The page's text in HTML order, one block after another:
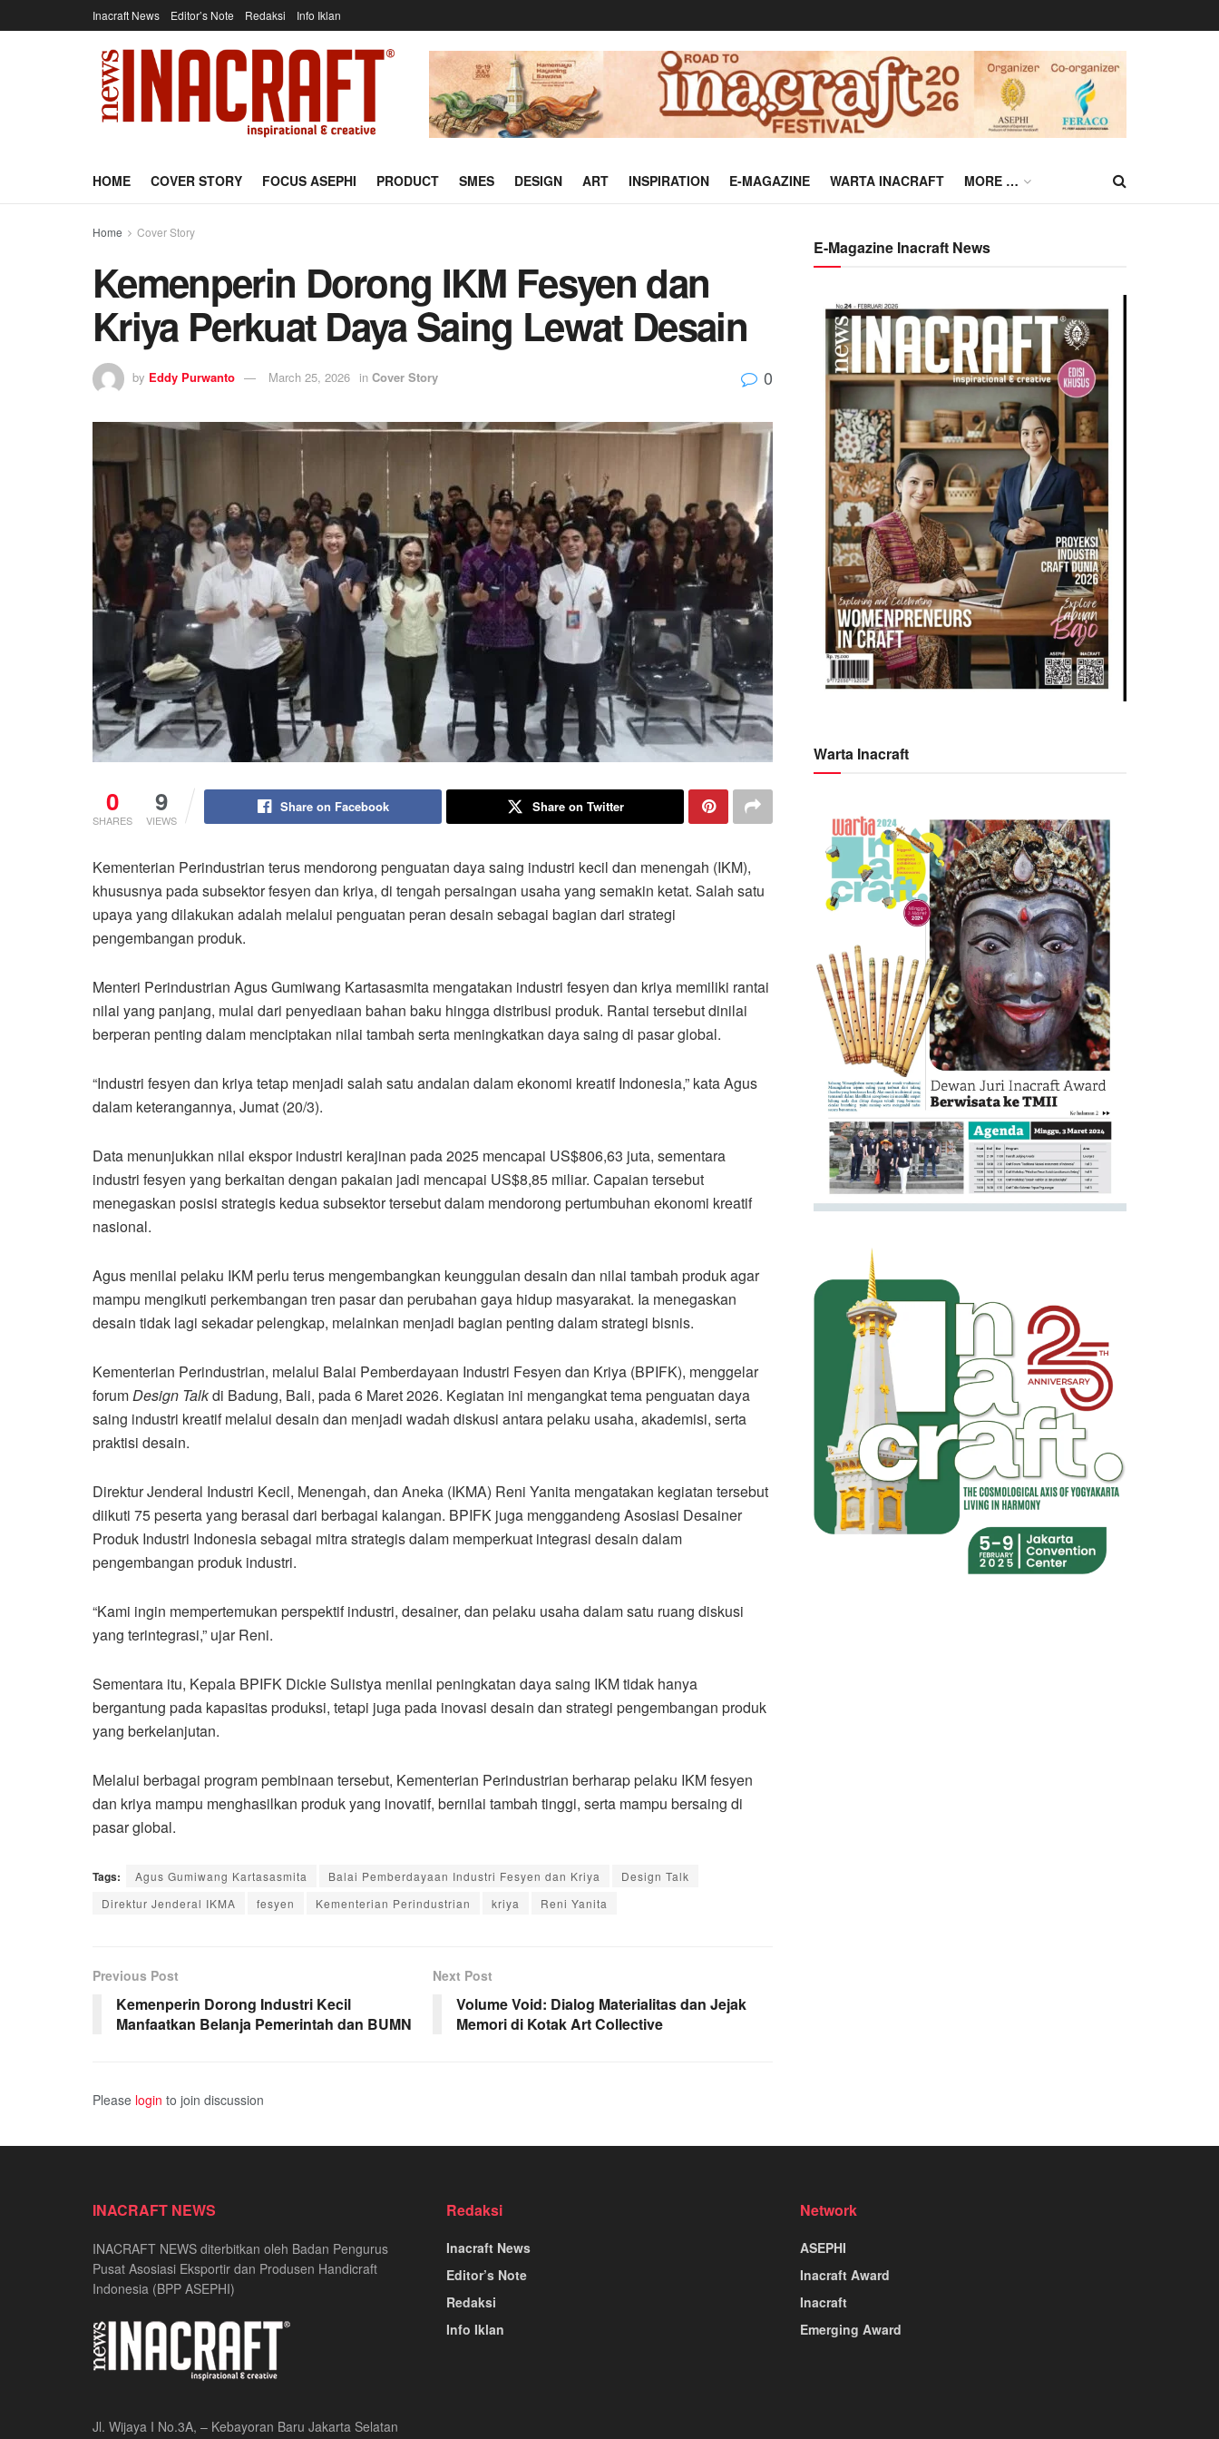
Inacraft News Editor’s Note Redaksi Info Iklan
HOME COVER STORY FOCUS ASEPHI PRODUCT SMES DESIGN ART INSPIRATION E-MAGAZINE WARTA INACRAFT MORE …
Home Cover Story
Kemenperin Dorong IKM Fesyen dan
Kriya Perkuat Daya Saing Lewat Desain
by Eddy Purwanto March 25, 2026 in Cover Story 0
0
SHARES
9
VIEWS
Share on Facebook Share on Twitter
Kementerian Perindustrian terus mendorong penguatan daya saing industri kecil dan menengah (IKM),
khususnya pada subsektor fesyen dan kriya, di tengah persaingan usaha yang semakin ketat. Salah satu
upaya yang dilakukan adalah melalui penguatan peran desain sebagai bagian dari strategi
pengembangan produk.
Menteri Perindustrian Agus Gumiwang Kartasasmita mengatakan industri fesyen dan kriya memiliki rantai
nilai yang panjang, mulai dari penyediaan bahan baku hingga distribusi produk. Rantai tersebut dinilai
berperan penting dalam menciptakan nilai tambah serta meningkatkan daya saing di pasar global.
“Industri fesyen dan kriya tetap menjadi salah satu andalan dalam ekonomi kreatif Indonesia,” kata Agus
dalam keterangannya, Jumat (20/3).
Data menunjukkan nilai ekspor industri kerajinan pada 2025 mencapai US$806,63 juta, sementara
industri fesyen yang berkaitan dengan pakaian jadi mencapai US$8,85 miliar. Capaian tersebut
menegaskan posisi strategis kedua subsektor tersebut dalam mendorong pertumbuhan ekonomi kreatif
nasional.
Agus menilai pelaku IKM perlu terus mengembangkan keunggulan desain dan nilai tambah produk agar
mampu mengikuti perkembangan tren pasar dan perubahan gaya hidup masyarakat. Ia menegaskan
desain tidak lagi sekadar pelengkap, melainkan menjadi bagian penting dalam strategi bisnis.
Kementerian Perindustrian, melalui Balai Pemberdayaan Industri Fesyen dan Kriya (BPIFK), menggelar
forumDesign Talkdi Badung, Bali, pada 6 Maret 2026. Kegiatan ini mengangkat tema penguatan daya
saing industri kreatif melalui desain dan menjadi wadah diskusi antara pelaku usaha, akademisi, serta
praktisi desain.
Direktur Jenderal Industri Kecil, Menengah, dan Aneka (IKMA) Reni Yanita mengatakan kegiatan tersebut
diikuti 75 peserta yang berasal dari berbagai kalangan. BPIFK juga menggandeng Asosiasi Desainer
Produk Industri Indonesia sebagai mitra strategis dalam memperkuat integrasi desain dalam
pengembangan produk industri.
“Kami ingin mempertemukan perspektif industri, desainer, dan pelaku usaha dalam satu ruang diskusi
yang terintegrasi,” ujar Reni.
Sementara itu, Kepala BPIFK Dickie Sulistya menilai peningkatan daya saing IKM tidak hanya
bergantung pada kapasitas produksi, tetapi juga pada inovasi desain dan strategi pengembangan produk
yang berkelanjutan.
Melalui berbagai program pembinaan tersebut, Kementerian Perindustrian berharap pelaku IKM fesyen
dan kriya mampu menghasilkan produk yang inovatif, bernilai tambah tinggi, serta mampu bersaing di
pasar global.
Tags: Agus Gumiwang Kartasasmita Balai Pemberdayaan Industri Fesyen dan Kriya
Design Talk
Direktur Jenderal IKMA
fesyen Kementerian Perindustrian kriya Reni Yanita
Previous Post
Kemenperin Dorong Industri Kecil
Manfaatkan Belanja Pemerintah dan BUMN
Next Post
Volume Void: Dialog Materialitas dan Jejak
Memori di Kotak Art Collective
Please login to join discussion
E-Magazine Inacraft News
Warta Inacraft
INACRAFT NEWS
INACRAFT NEWS diterbitkan oleh Badan Pengurus
Pusat Asosiasi Eksportir dan Produsen Handicraft
Indonesia (BPP ASEPHI)
Jl. Wijaya I No.3A, – Kebayoran Baru Jakarta Selatan
Redaksi
Inacraft News
Editor’s Note
Redaksi
Info Iklan
Network
ASEPHI
Inacraft Award
Inacraft
Emerging Award